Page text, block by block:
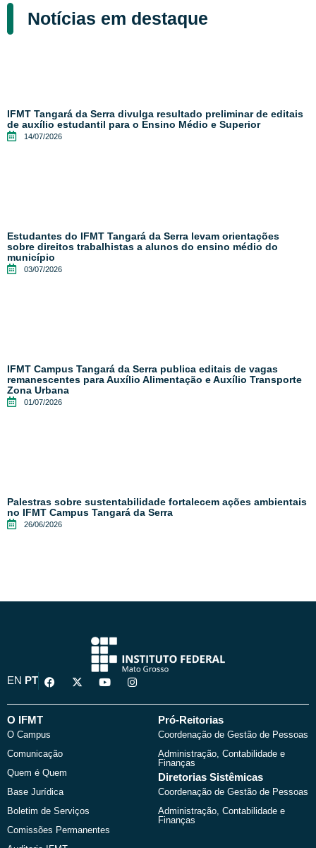
Notícias em destaque
IFMT Tangará da Serra divulga resultado preliminar de editais
de auxílio estudantil para o Ensino Médio e Superior
14/07/2026
Estudantes do IFMT Tangará da Serra levam orientações
sobre direitos trabalhistas a alunos do ensino médio do
município
03/07/2026
IFMT Campus Tangará da Serra publica editais de vagas
remanescentes para Auxílio Alimentação e Auxílio Transporte
Zona Urbana
01/07/2026
Palestras sobre sustentabilidade fortalecem ações ambientais
no IFMT Campus Tangará da Serra
26/06/2026
EN PT
F
a
e
o
k
X
-
w
Y
o
t
I
n
t
O IFMT
O Campus
Comunicação
Quem é Quem
Base Jurídica
Boletim de Serviços
Comissões Permanentes
Pró-Reitorias
Coordenação de Gestão de Pessoas
Administração, Contabilidade e
Finanças
Diretorias Sistêmicas
Coordenação de Gestão de Pessoas
Administração, Contabilidade e
Finanças